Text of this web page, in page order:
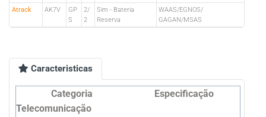
Atrack AK7V
GP
S
2/
2
Sim - Bateria
Reserva
WAAS/EGNOS/
GAGAN/MSAS
Caracteristicas
Categoria
Especificação
Telecomunicação